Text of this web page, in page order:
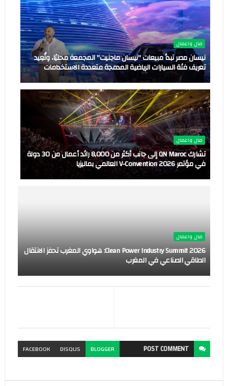
مال واعمال
نيسان مصر تبدأ مبيعات "نيسان ماجنيت" المجمعة محليًا، وتُعِيد
تعريف فئة السيارات الرياضية المدمجة متعددة الاستخدامات
مال واعمال
تشارك QN Maroc إلى جانب أكثر من 8,000 رائد أعمال من 30 دولة
في مؤتمر V-Convention 2026 العالمي بماليزيا
مال واعمال
Clean Power Industry Summit 2026: هواوي المغرب تحفز الانتقال
الطاقي الصناعي في المغرب
POSTCOMMENT
BLOGGER
DISQUS
FACEBOOK